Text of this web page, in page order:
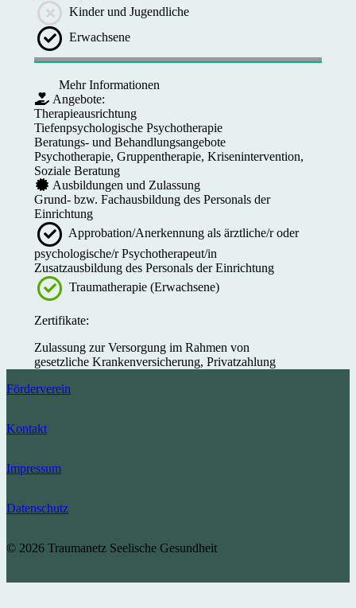
Kinder und Jugendliche
Erwachsene
Mehr Informationen
Angebote:
Therapieausrichtung
Tiefenpsychologische Psychotherapie
Beratungs- und Behandlungsangebote
Psychotherapie, Gruppentherapie, Krisenintervention,
Soziale Beratung
Ausbildungen und Zulassung
Grund- bzw. Fachausbildung des Personals der
Einrichtung
Approbation/Anerkennung als ärztliche/r oder
psychologische/r Psychotherapeut/in
Zusatzausbildung des Personals der Einrichtung
Traumatherapie (Erwachsene)
Zertifikate:
Zulassung zur Versorgung im Rahmen von
gesetzliche Krankenversicherung, Privatzahlung
Förderverein
Kontakt
Impressum
Datenschutz
© 2026 Traumanetz Seelische Gesundheit